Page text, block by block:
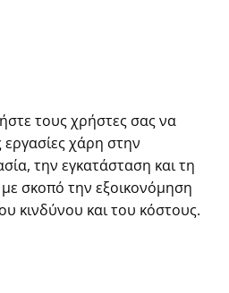
τους χρήστες σας να
εργασίες χάρη στην
την εγκατάσταση και τη
σκοπό την εξοικονόμηση
κινδύνου και του κόστους.